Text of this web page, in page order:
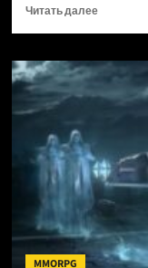
Читать далееПрочитать
Lord
the
цен
MMORPG